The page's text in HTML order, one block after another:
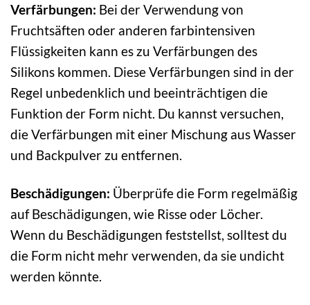
Verfärbungen: Bei der Verwendung von
Fruchtsäften oder anderen farbintensiven
Flüssigkeiten kann es zu Verfärbungen des
Silikons kommen. Diese Verfärbungen sind in der
Regel unbedenklich und beeinträchtigen die
Funktion der Form nicht. Du kannst versuchen,
die Verfärbungen mit einer Mischung aus Wasser
und Backpulver zu entfernen.
Beschädigungen: Überprüfe die Form regelmäßig
auf Beschädigungen, wie Risse oder Löcher.
Wenn du Beschädigungen feststellst, solltest du
die Form nicht mehr verwenden, da sie undicht
werden könnte.